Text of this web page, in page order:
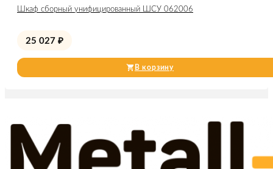
Шкаф сборный унифицированный ШСУ 062006
25 027 ₽
В корзину